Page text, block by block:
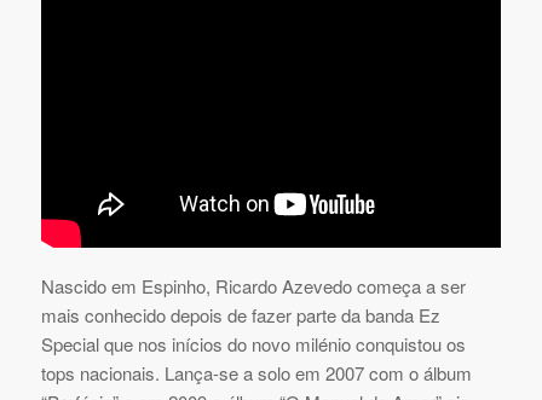
Nascido em Espinho, Ricardo Azevedo começa a ser
mais conhecido depois de fazer parte da banda Ez
Special que nos inícios do novo milénio conquistou os
tops nacionais. Lança-se a solo em 2007 com o álbum